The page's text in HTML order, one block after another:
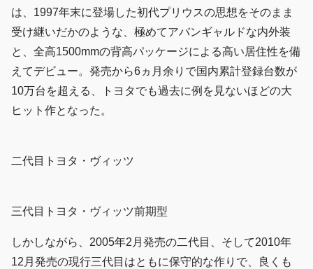
は、1997年末に登場した初代プリウスの思想をそのまま
受け継いだかのような、極めてアバンギャルドな内外装
と、全高1500mmの背高パッケージによる高い居住性を備
えてデビュー。発売から6ヵ月余りで国内累計登録台数が
10万台を超える、トヨタでも過去に例を見ないほどの大
ヒット作となった。
二代目トヨタ・ヴィッツ
三代目トヨタ・ヴィッツ前期型
しかしながら、2005年2月発売の二代目、そして2010年
12月発売の現行三代目はともに保守的な作りで、良くも